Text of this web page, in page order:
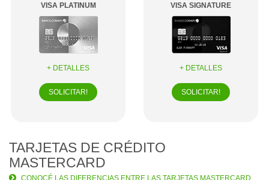
VISA PLATINUM
+ DETALLES
SOLICITAR!
VISA SIGNATURE
+ DETALLES
SOLICITAR!
TARJETAS DE CRÉDITO
MASTERCARD
CONOCÉ LAS DIFERENCIAS ENTRE LAS TARJETAS MASTERCARD